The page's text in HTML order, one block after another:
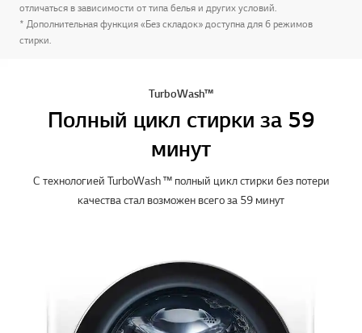
отличаться в зависимости от типа белья и других условий.
* Дополнительная функция «Без складок» доступна для 6 режимов
стирки.
TurboWash™
Полный цикл стирки за 59
минут
С технологией TurboWash ™ полный цикл стирки без потери
качества стал возможен всего за 59 минут